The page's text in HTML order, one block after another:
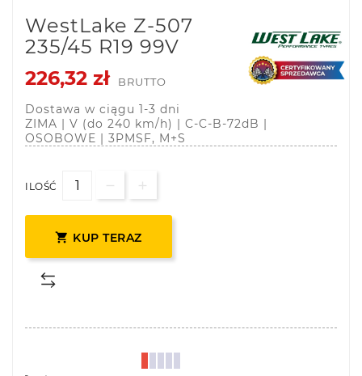
WestLake Z-507
235/45 R19 99V
226,32 zł
BRUTTO
Dostawa w ciągu 1-3 dni
ZIMA | V (do 240 km/h) | C-C-B-72dB |
OSOBOWE | 3PMSF, M+S
ILOŚĆ
 KUP TERAZ